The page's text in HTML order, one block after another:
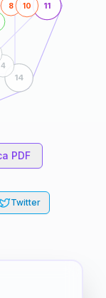
11
14
8 10
4
PDF
Twitter